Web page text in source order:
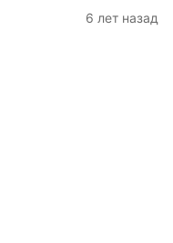
6 лет назад